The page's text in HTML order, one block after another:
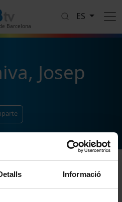
Informació
Barcelona
ES
Josep